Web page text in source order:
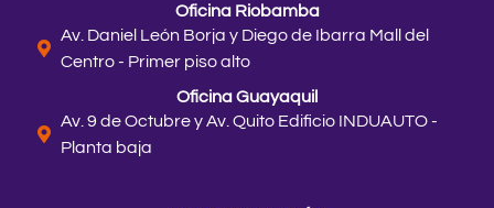
Oficina Riobamba
Av. Daniel León Borja y Diego de Ibarra Mall del
Centro - Primer piso alto
Oficina Guayaquil
Av. 9 de Octubre y Av. Quito Edificio INDUAUTO -
Planta baja